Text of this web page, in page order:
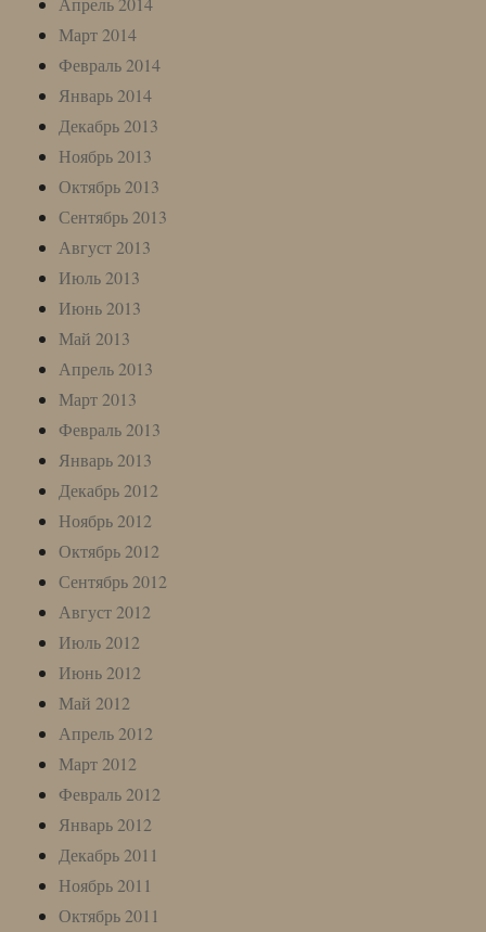
Март 2014
Февраль 2014
Январь 2014
Декабрь 2013
Ноябрь 2013
Октябрь 2013
Сентябрь 2013
Август 2013
Июль 2013
Июнь 2013
Май 2013
Апрель 2013
Март 2013
Февраль 2013
Январь 2013
Декабрь 2012
Ноябрь 2012
Октябрь 2012
Сентябрь 2012
Август 2012
Июль 2012
Июнь 2012
Май 2012
Апрель 2012
Март 2012
Февраль 2012
Январь 2012
Декабрь 2011
Ноябрь 2011
Октябрь 2011